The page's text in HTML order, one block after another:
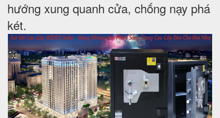
hướng xung quanh cửa, chống nạy phá
két.